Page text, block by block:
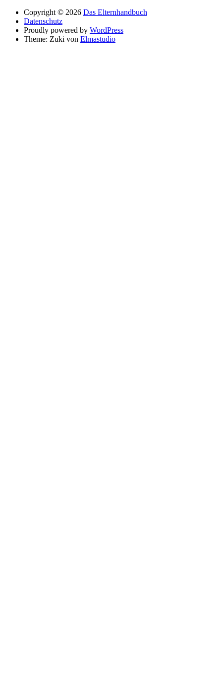
Copyright © 2026 Das Elternhandbuch
Datenschutz
Proudly powered by WordPress
Theme: Zuki von Elmastudio